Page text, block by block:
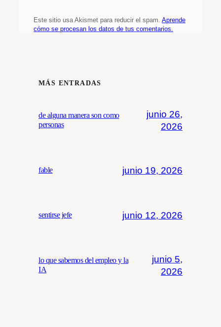
Este sitio usa Akismet para reducir el spam. Aprende
cómo se procesan los datos de tus comentarios.
MÁS ENTRADAS
de alguna manera son como
personas
junio 26,
2026
fable junio 19, 2026
sentirse jefe junio 12, 2026
lo que sabemos del empleo y la
IA
junio 5,
2026